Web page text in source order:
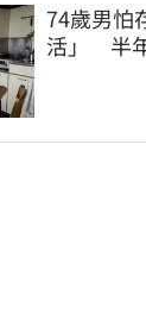
74歲男怕
活」 半